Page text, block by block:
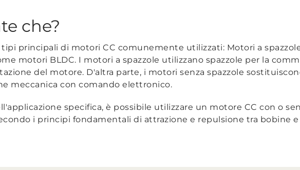
che?
principali di motori CC comunemente utilizzati: Motori a
motori BLDC. I motori a spazzole utilizzano spazzole per la
del motore. D'altra parte, i motori senza spazzole
meccanica con comando elettronico.
specifica, è possibile utilizzare un motore CC con o
i principi fondamentali di attrazione e repulsione tra bobine